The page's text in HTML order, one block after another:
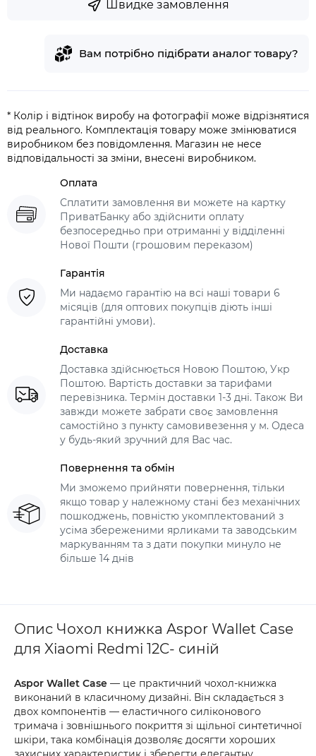
Швидке замовлення
Вам потрібно підібрати аналог товару?
* Колір і відтінок виробу на фотографії може відрізнятися
від реального. Комплектація товару може змінюватися
виробником без повідомлення. Магазин не несе
відповідальності за зміни, внесені виробником.
Оплата
Сплатити замовлення ви можете на картку
ПриватБанку або здійснити оплату
безпосередньо при отриманні у відділенні
Нової Пошти (грошовим переказом)
Гарантія
Ми надаємо гарантію на всі наші товари 6
місяців (для оптових покупців діють інші
гарантійні умови).
Доставка
Доставка здійснюється Новою Поштою, Укр
Поштою. Вартість доставки за тарифами
перевізника. Термін доставки 1-3 дні. Також Ви
завжди можете забрати своє замовлення
самостійно з пункту самовивезення у м. Одеса
у будь-який зручний для Вас час.
Повернення та обмін
Ми зможемо прийняти повернення, тільки
якщо товар у належному стані без механічних
пошкоджень, повністю укомплектований з
усіма збереженими ярликами та заводським
маркуванням та з дати покупки минуло не
більше 14 днів
Опис Чохол книжка Aspor Wallet Case
для Xiaomi Redmi 12C- синій
Aspor Wallet Case — це практичний чохол-книжка
виконаний в класичному дизайні. Він складається з
двох компонентів — еластичного силіконового
тримача і зовнішнього покриття зі щільної синтетичної
шкіри, така комбінація дозволяє досягти хороших